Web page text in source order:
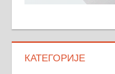
КАТЕГОРИЈЕ